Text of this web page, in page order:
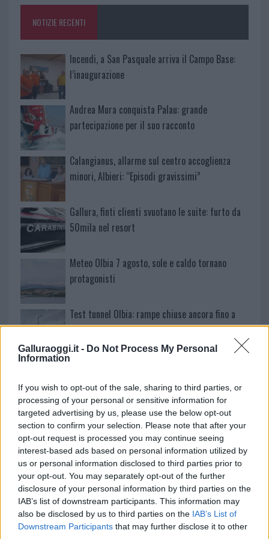
Galluraoggi.it - Do Not Process My Personal
Information
If you wish to opt-out of the sale, sharing to third parties, or
processing of your personal or sensitive information for
targeted advertising by us, please use the below opt-out
section to confirm your selection. Please note that after your
opt-out request is processed you may continue seeing
interest-based ads based on personal information utilized by
us or personal information disclosed to third parties prior to
your opt-out. You may separately opt-out of the further
disclosure of your personal information by third parties on the
IAB’s list of downstream participants. This information may
also be disclosed by us to third parties on the IAB’s List of
Downstream Participants that may further disclose it to other
NOTIZIE RECENTI
Incendi, a San Pasquale arriva il Campo Base:
l’inaugurazione
Andrea Mura conquista Palau: grande
partecipazione per il suo racconto
Calangianus, allarme sul centro accoglienza
minori, Albieri: “Episodi gravissimi”
Gallura, finti clienti svuotano le suite: furto da
50mila nel resort
Meteo Olbia 7 agosto, sole e caldo tornano
protagonisti
Test tunnel Olbia: rampe chiuse ancora fino a
fine agosto
Aggius conquista la classifica delle mete più